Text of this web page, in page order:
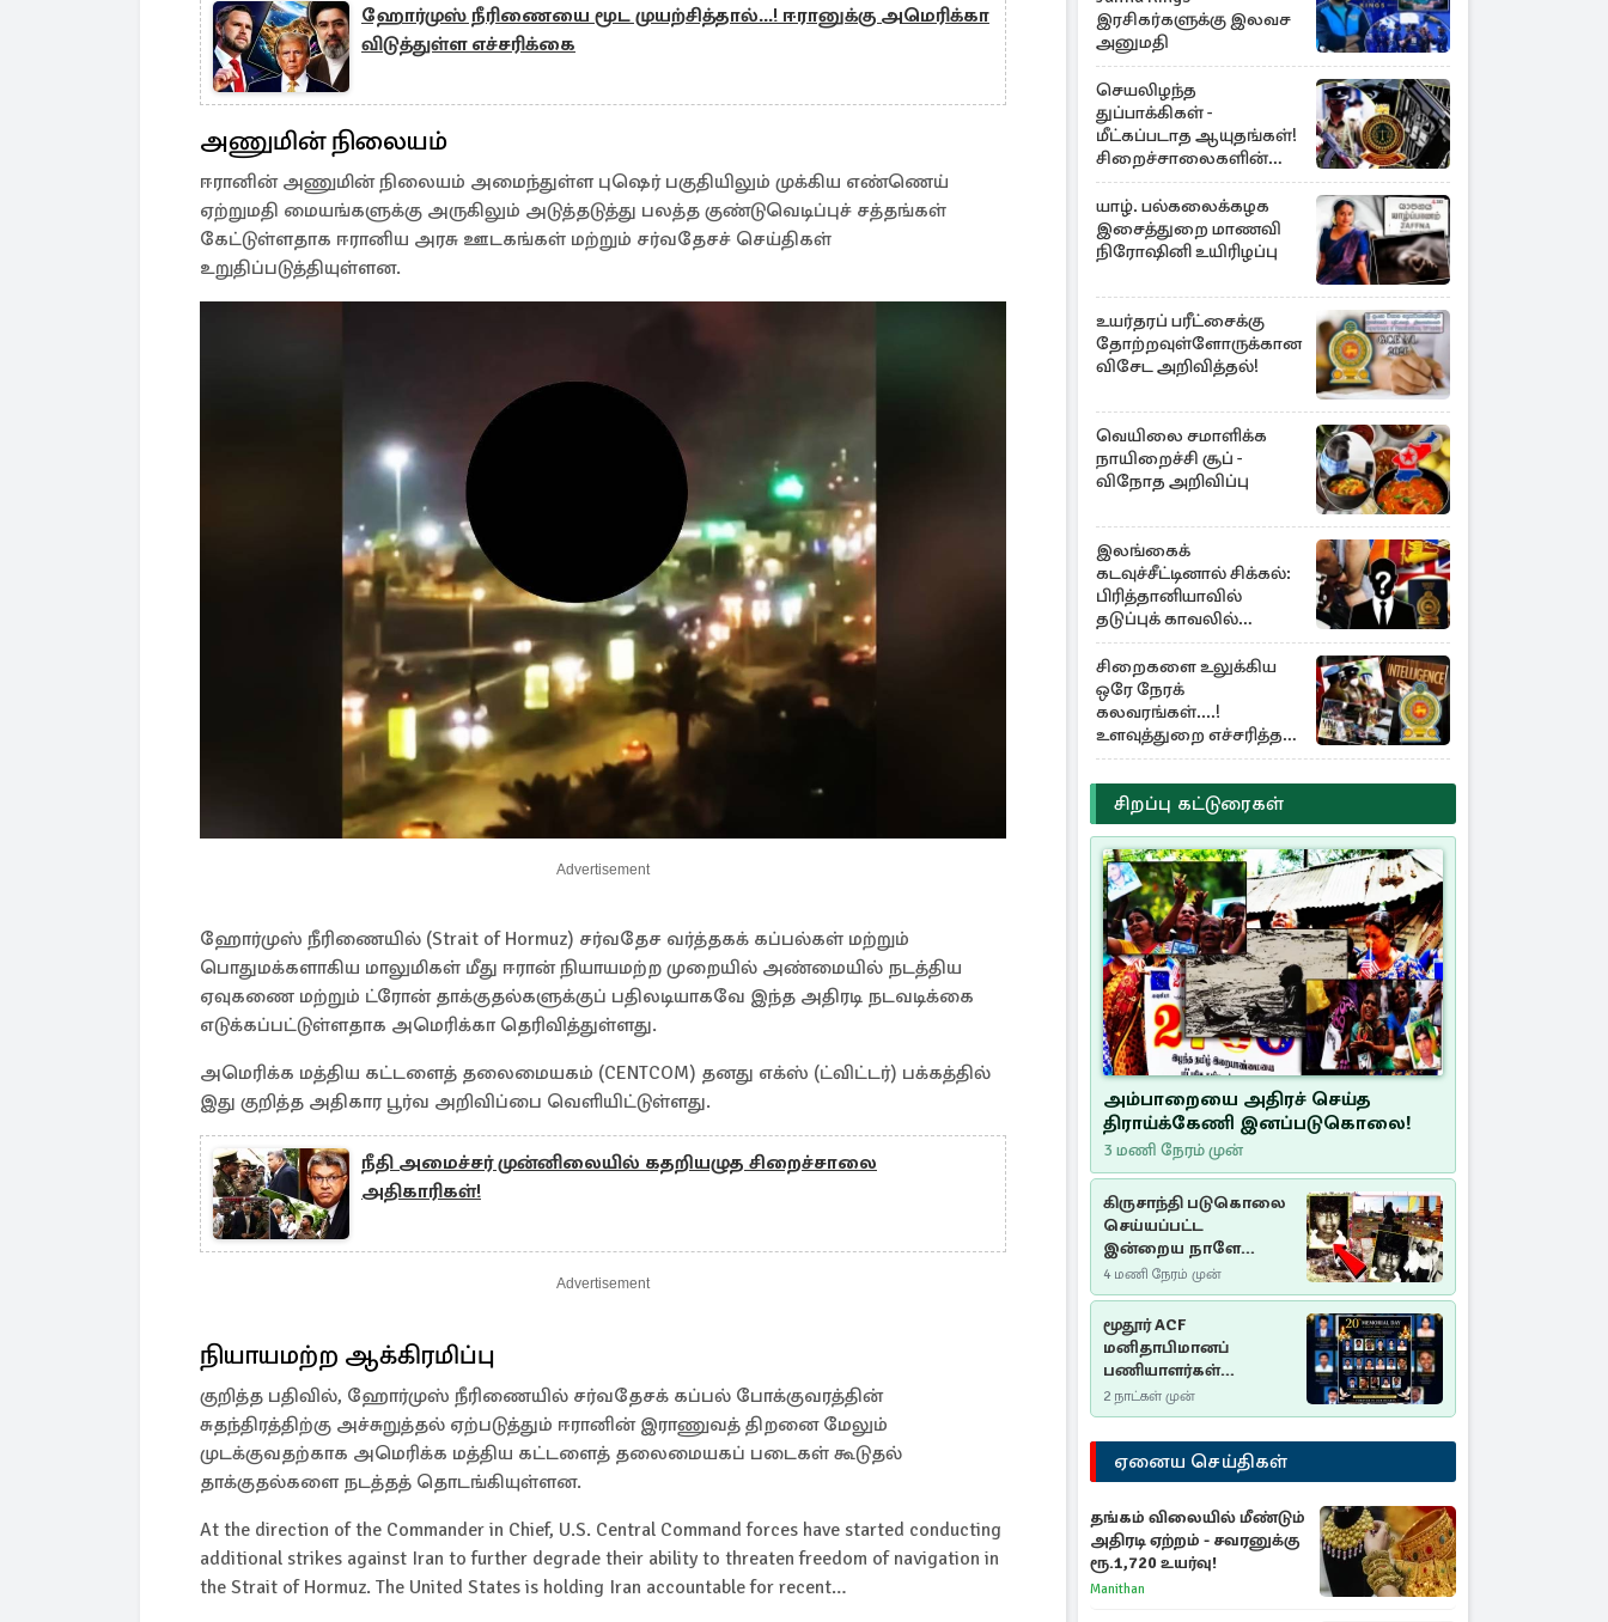
ஹோர்முஸ் நீரிணையை மூட முயற்சித்தால்...! ஈரானுக்கு அமெரிக்கா
விடுத்துள்ள எச்சரிக்கை
அணுமின் நிலையம்
ஈரானின் அணுமின் நிலையம் அமைந்துள்ள புஷெர் பகுதியிலும் முக்கிய எண்ணெய்
ஏற்றுமதி மையங்களுக்கு அருகிலும் அடுத்தடுத்து பலத்த குண்டுவெடிப்புச் சத்தங்கள்
கேட்டுள்ளதாக ஈரானிய அரசு ஊடகங்கள் மற்றும் சர்வதேசச் செய்திகள்
உறுதிப்படுத்தியுள்ளன.
Advertisement
ஹோர்முஸ் நீரிணையில் (Strait of Hormuz) சர்வதேச வர்த்தகக் கப்பல்கள் மற்றும்
பொதுமக்களாகிய மாலுமிகள் மீது ஈரான் நியாயமற்ற முறையில் அண்மையில் நடத்திய
ஏவுகணை மற்றும் ட்ரோன் தாக்குதல்களுக்குப் பதிலடியாகவே இந்த அதிரடி நடவடிக்கை
எடுக்கப்பட்டுள்ளதாக அமெரிக்கா தெரிவித்துள்ளது.
அமெரிக்க மத்திய கட்டளைத் தலைமையகம் (CENTCOM) தனது எக்ஸ் (ட்விட்டர்) பக்கத்தில்
இது குறித்த அதிகார பூர்வ அறிவிப்பை வெளியிட்டுள்ளது.
நீதி அமைச்சர் முன்னிலையில் கதறியழுத சிறைச்சாலை
அதிகாரிகள்!
Advertisement
நியாயமற்ற ஆக்கிரமிப்பு
குறித்த பதிவில், ஹோர்முஸ் நீரிணையில் சர்வதேசக் கப்பல் போக்குவரத்தின்
சுதந்திரத்திற்கு அச்சுறுத்தல் ஏற்படுத்தும் ஈரானின் இராணுவத் திறனை மேலும்
முடக்குவதற்காக அமெரிக்க மத்திய கட்டளைத் தலைமையகப் படைகள் கூடுதல்
தாக்குதல்களை நடத்தத் தொடங்கியுள்ளன.
At the direction of the Commander in Chief, U.S. Central Command forces have started conducting
additional strikes against Iran to further degrade their ability to threaten freedom of navigation in
the Strait of Hormuz. The United States is holding Iran accountable for recent…
இரசிகர்களுக்கு இலவச
அனுமதி
செயலிழந்த
துப்பாக்கிகள் -
மீட்கப்படாத ஆயுதங்கள்!
சிறைச்சாலைகளின்
பாதுகாப்பில் பாரிய
அச்சுறுத்தல்
யாழ். பல்கலைக்கழக
இசைத்துறை மாணவி
நிரோஷினி உயிரிழப்பு
உயர்தரப் பரீட்சைக்கு
தோற்றவுள்ளோருக்கான
விசேட அறிவித்தல்!
வெயிலை சமாளிக்க
நாயிறைச்சி சூப் -
விநோத அறிவிப்பு
இலங்கைக்
கடவுச்சீட்டினால் சிக்கல்:
பிரித்தானியாவில்
தடுப்புக் காவலில்
முன்னாள் எம்.பி!
சிறைகளை உலுக்கிய
ஒரே நேரக்
கலவரங்கள்....!
உளவுத்துறை எச்சரித்த
பாரிய சதி அம்பலம்
சிறப்பு கட்டுரைகள்
அம்பாறையை அதிரச் செய்த
திராய்க்கேணி இனப்படுகொலை!
3 மணி நேரம் முன்
கிருசாந்தி படுகொலை
செய்யப்பட்ட
இன்றைய நாளே
செம்மணி
இனப்படுகொலை
தினம்…!
4 மணி நேரம் முன்
மூதூர் ACF
மனிதாபிமானப்
பணியாளர்கள்
படுகொலை (2006): 20
ஆண்டுகளாகியும் நீதி
மறுக்கப்பட்ட
மனிதாபிமானப்
பேரவலம்
2 நாட்கள் முன்
ஏனைய செய்திகள்
தங்கம் விலையில் மீண்டும்
அதிரடி ஏற்றம் - சவரனுக்கு
ரூ.1,720 உயர்வு!
Manithan